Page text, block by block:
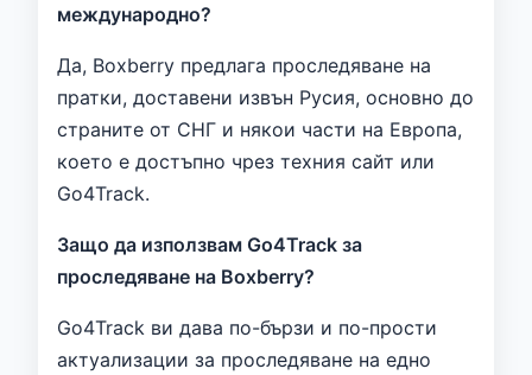
международно?
Да, Boxberry предлага проследяване на
пратки, доставени извън Русия, основно до
страните от СНГ и някои части на Европа,
което е достъпно чрез техния сайт или
Go4Track.
Защо да използвам Go4Track за
проследяване на Boxberry?
Go4Track ви дава по-бързи и по-прости
актуализации за проследяване на едно